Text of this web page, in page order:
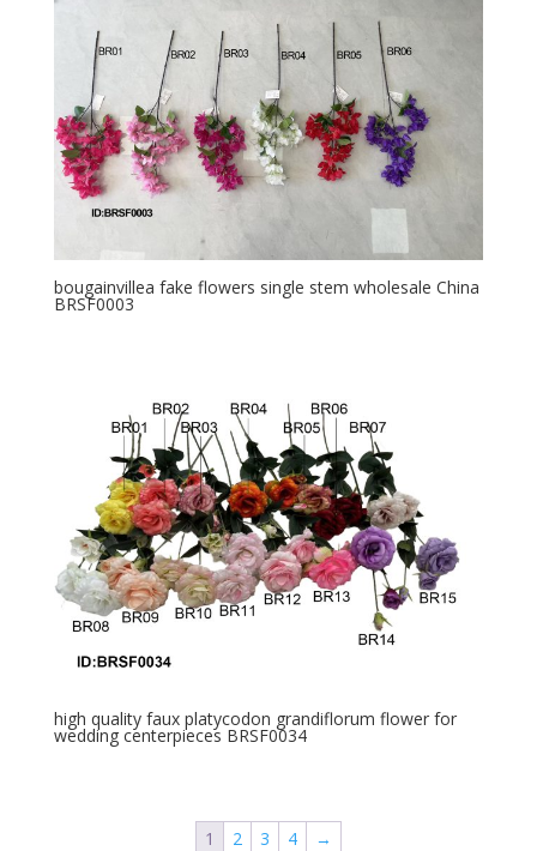
bougainvillea fake flowers single stem wholesale China
BRSF0003
high quality faux platycodon grandiflorum flower for
wedding centerpieces BRSF0034
1 2 3 4 →